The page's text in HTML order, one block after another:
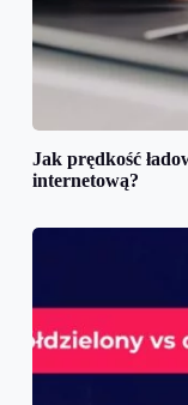
Jak prędkość
internetową?